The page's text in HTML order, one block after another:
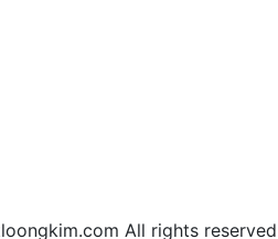
All rights reserved